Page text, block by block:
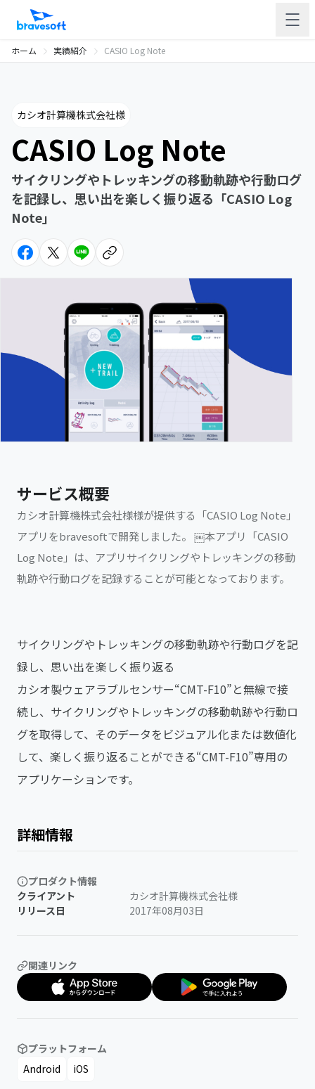
ホーム 実績紹介 CASIO Log Note
カシオ計算機株式会社様
CASIO Log Note
サイクリングやトレッキングの移動軌跡や行動ログ
を記録し、思い出を楽しく振り返る「CASIO Log
Note」
サービス概要
カシオ計算機株式会社様様が提供する「CASIO Log Note」
アプリをbravesoftで開発しました。 ￼本アプリ「CASIO
Log Note」は、アプリサイクリングやトレッキングの移動
軌跡や行動ログを記録することが可能となっております。
サイクリングやトレッキングの移動軌跡や行動ログを記
録し、思い出を楽しく振り返る
カシオ製ウェアラブルセンサー“CMT-F10”と無線で接
続し、サイクリングやトレッキングの移動軌跡や行動ロ
グを取得して、そのデータをビジュアル化または数値化
して、楽しく振り返ることができる“CMT-F10”専用の
アプリケーションです。
詳細情報
プロダクト情報
クライアント
カシオ計算機株式会社様
リリース日
2017年08月03日
関連リンク
プラットフォーム
Android
iOS